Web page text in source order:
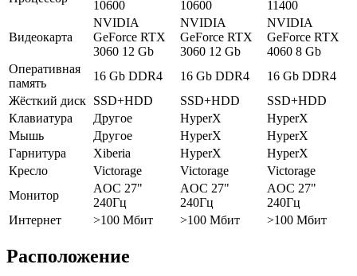
10600
10600
11400
Видеокарта
NVIDIA
GeForce RTX
3060 12 Gb
NVIDIA
GeForce RTX
3060 12 Gb
NVIDIA
GeForce RTX
4060 8 Gb
Оперативная
память
16 Gb DDR4 16 Gb DDR4
16 Gb DDR4
Жёсткий диск SSD+HDD SSD+HDD
SSD+HDD
Клавиатура
Другое HyperX
HyperX
Мышь
Другое HyperX
HyperX
Гарнитура
Xiberia HyperX
HyperX
Кресло
Victorage Victorage
Victorage
Монитор
AOC 27"
240Гц
AOC 27"
240Гц
AOC 27"
240Гц
Интернет
>100 Мбит >100 Мбит >100 Мбит
Расположение